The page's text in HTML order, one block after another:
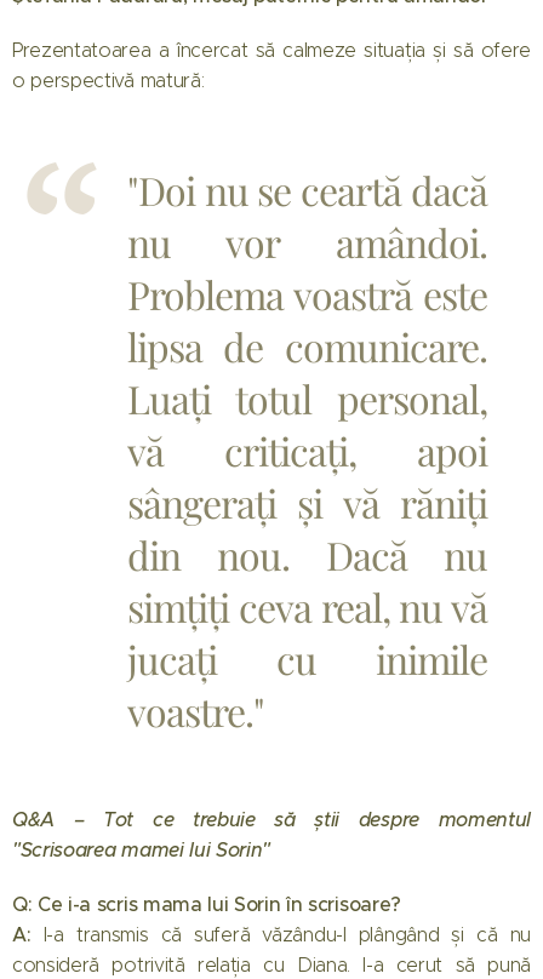
Prezentatoarea a încercat să calmeze situația și să ofere
o perspectivă matură:
"Doi nu se ceartă dacă
nu vor amândoi.
Problema voastră este
lipsa de comunicare.
Luați totul personal,
vă criticați, apoi
sângerați și vă răniți
din nou. Dacă nu
simțiți ceva real, nu vă
jucați cu inimile
voastre."
Q&A – Tot ce trebuie să știi despre momentul
"Scrisoarea mamei lui Sorin"
Q: Ce i-a scris mama lui Sorin în scrisoare?
A: I-a transmis că suferă văzându-l plângând și că nu
consideră potrivită relația cu Diana. I-a cerut să pună